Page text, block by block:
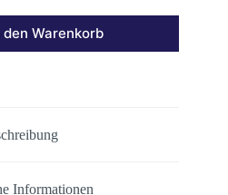
den Warenkorb
Informationen